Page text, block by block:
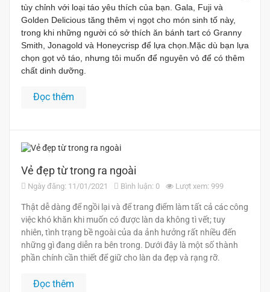
tùy chỉnh với loại táo yêu thích của bạn. Gala, Fuji và
Golden Delicious tăng thêm vị ngọt cho món sinh tố này,
trong khi những người có sở thích ăn bánh tart có Granny
Smith, Jonagold và Honeycrisp để lựa chọn. Mặc dù bạn lựa
chọn gọt vỏ táo, nhưng tôi muốn để nguyên vỏ để có thêm
chất dinh dưỡng.
Đọc thêm
Vẻ đẹp từ trong ra ngoài
Ngày đăng: 11/01/2021 Bình luận: 0 Lượt xem: 999
Thật dễ dàng để ngồi lại và để trang điểm làm tất cả các công
việc khó khăn khi muốn có được làn da không tì vết; tuy
nhiên, tình trạng bề ngoài của da ảnh hưởng rất nhiều đến
những gì đang diễn ra bên trong. Dưới đây là một số thành
phần chính cần thiết để giữ cho làn da đẹp và rạng rỡ.
Đọc thêm